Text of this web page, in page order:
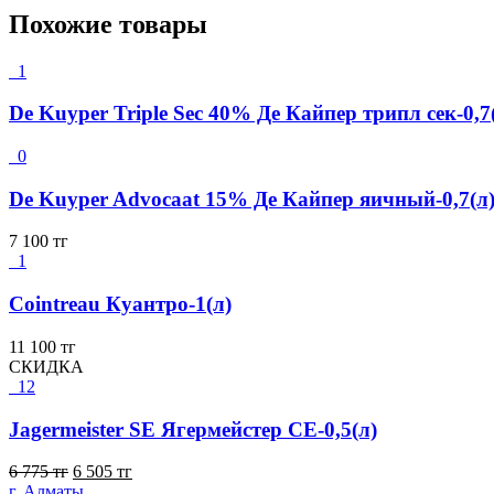
Похожие товары
1
De Kuyper Triple Sec 40% Де Кайпер трипл сек-
0
De Kuyper Advocaat 15% Де Кайпер яичный-0,7(л)
7 100 тг
1
Cointreau Куантро-1(л)
11 100 тг
СКИДКА
12
Jagermeister SE Ягермейстер СЕ-0,5(л)
6 775тг 6 505 тг